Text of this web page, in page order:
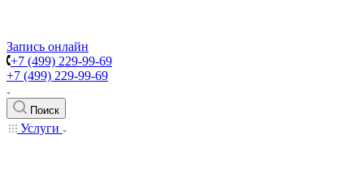
Запись онлайн
+7 (499) 229-99-69
+7 (499) 229-99-69
Поиск
Услуги